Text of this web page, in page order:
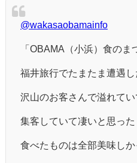
@wakasaobamainfo
「OBAMA（小浜）食のま
福井旅行でたまたま遭遇し
沢山のお客さんで溢れて
集客していて凄いと思った
食べたものは全部美味し